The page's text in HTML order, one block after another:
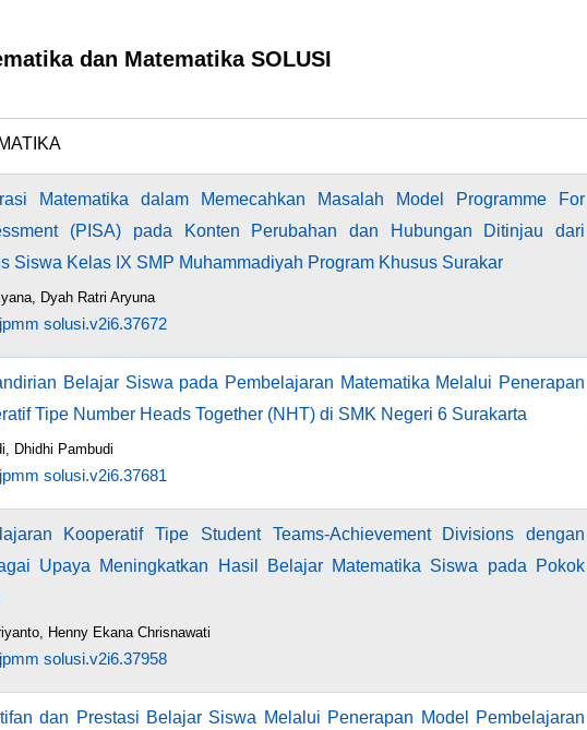
dan Matematika SOLUSI
Matematika dalam Memecahkan Masalah Model Programme For
(PISA) pada Konten Perubahan dan Hubungan Ditinjau dari
Siswa Kelas IX SMP Muhammadiyah Program Khusus Surakar
Dyah Ratri Aryuna
solusi.v2i6.37672
Belajar Siswa pada Pembelajaran Matematika Melalui Penerapan
Tipe Number Heads Together (NHT) di SMK Negeri 6 Surakarta
Dhidhi Pambudi
solusi.v2i6.37681
Kooperatif Tipe Student Teams-Achievement Divisions dengan
Upaya Meningkatkan Hasil Belajar Matematika Siswa pada Pokok
Henny Ekana Chrisnawati
solusi.v2i6.37958
dan Prestasi Belajar Siswa Melalui Penerapan Model Pembelajaran